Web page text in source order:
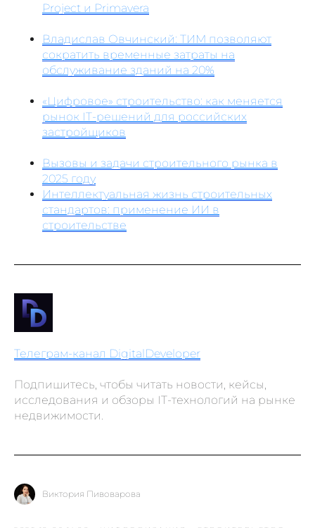
Project и Primavera
Владислав Овчинский: ТИМ позволяют
сократить временные затраты на
обслуживание зданий на 20%
«Цифровое» строительство: как меняется
рынок IT-решений для российских
застройщиков
Вызовы и задачи строительного рынка в
2025 году
Интеллектуальная жизнь строительных
стандартов: применение ИИ в
строительстве
Телеграм-канал DigitalDeveloper
Подпишитесь, чтобы читать новости, кейсы,
исследования и обзоры IT-технологий на рынке
недвижимости.
Виктория Пивоварова